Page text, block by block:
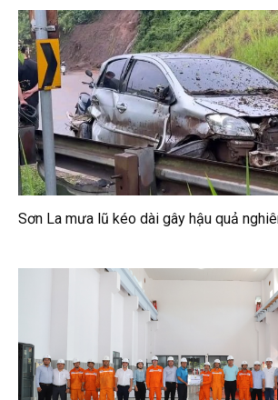
Sơn La mưa lũ kéo dài gây hậu quả